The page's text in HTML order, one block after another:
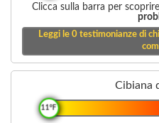
Clicca sulla barra per
Leggi le 0testimonianze di
Cibiana
11°F